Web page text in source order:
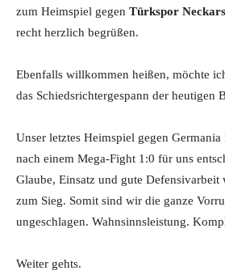
zum Heimspiel gegen Türkspor
recht herzlich begrüßen.
Ebenfalls willkommen heißen, möchte
das Schiedsrichtergespann der heutigen
Unser letztes Heimspiel gegen
nach einem Mega-Fight 1:0 für uns
Glaube, Einsatz und gute Defensivarbeit
zum Sieg. Somit sind wir die ganze
ungeschlagen. Wahnsinnsleistung.
Weiter gehts.